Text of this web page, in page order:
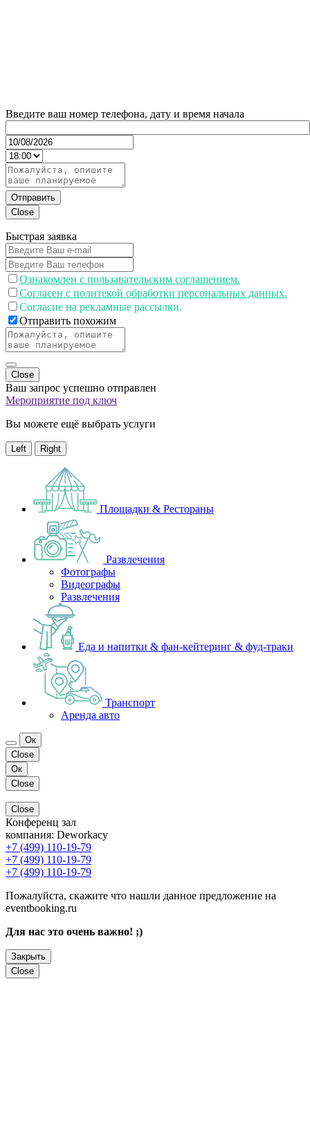
Введите ваш номер телефона, дату и время начала
Отправить
Close
Быстрая заявка
Ознакомлен с пользавательским соглашением.
Согласен с политекой обработки персональных данных.
Согласие на рекламные рассылки.
Отправить похожим
Close
Ваш запрос успешно отправлен
Мероприятие под ключ
Вы можете ещё выбрать услуги
Left Right
Площадки & Рестораны
Развлечения
Фотографы
Видеографы
Развлечения
Еда и напитки & фан-кейтеринг & фуд-траки
Транспорт
Аренда авто
Ок
Close
Ок
Close
Close
Конференц зал
компания: Deworkacy
+7 (499) 110-19-79
+7 (499) 110-19-79
+7 (499) 110-19-79
Пожалуйста, скажите что нашли данное предложение на
eventbooking.ru
Для нас это очень важно! ;)
Закрыть
Close